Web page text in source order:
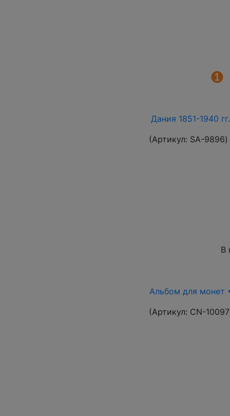
Дания 1851-1940
(Артикул: SA-9896)
В
Альбом для монет
(Артикул: CN-